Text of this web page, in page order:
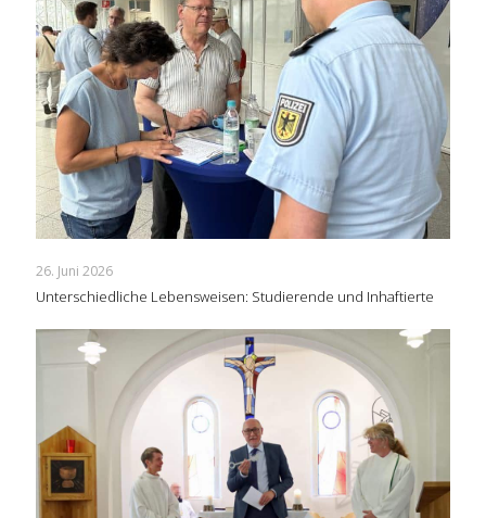
26. Juni 2026
Unterschiedliche Lebensweisen: Studierende und Inhaftierte